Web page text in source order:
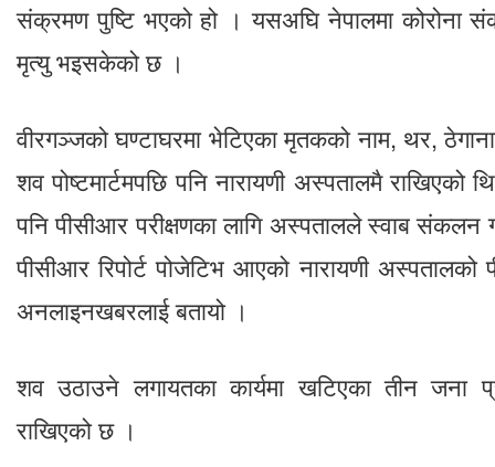
संक्रमण पुष्टि भएको हो । यसअघि नेपालमा कोरोना
मृत्यु भइसकेको छ ।
वीरगञ्जको घण्टाघरमा भेटिएका मृतकको नाम, थर,
शव पोष्टमार्टमपछि पनि नारायणी अस्पतालमै राखिएको
पनि पीसीआर परीक्षणका लागि अस्पतालले स्वाब
पीसीआर रिपोर्ट पोजेटिभ आएको नारायणी अस्पतालको
अनलाइनखबरलाई बतायो ।
शव उठाउने लगायतका कार्यमा खटिएका तीन जना
राखिएको छ ।